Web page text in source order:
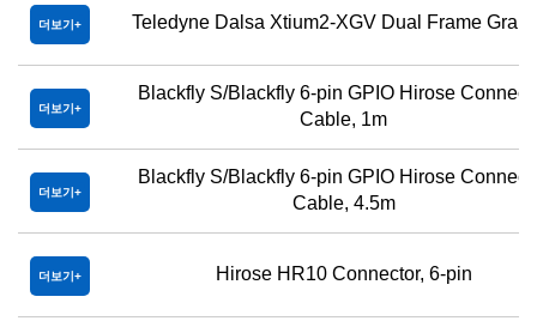
더보기 Teledyne Dalsa Xtium2-XGV Dual Frame
더보기
Blackfly S/Blackfly 6-pin GPIO Hirose
Cable, 1m
더보기
Blackfly S/Blackfly 6-pin GPIO Hirose
Cable, 4.5m
더보기 Hirose HR10 Connector, 6-pin